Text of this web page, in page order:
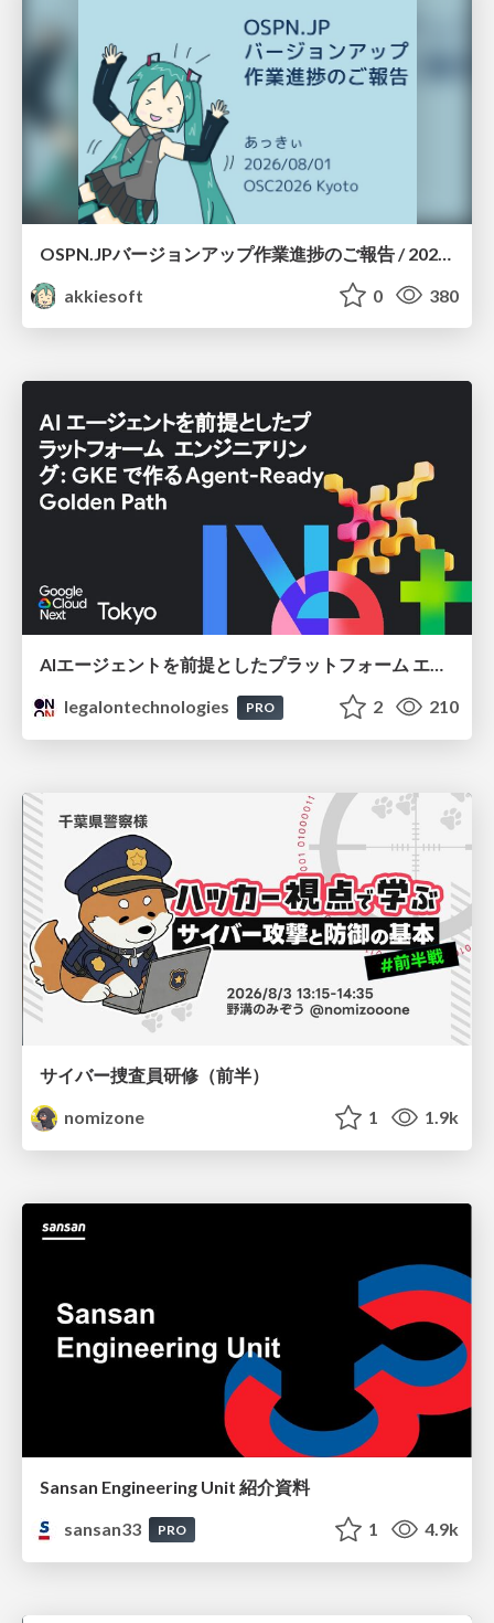
akkiesoft
0 380
AIエージェントを前提としたプラットフォーム エンジニアリング：GKEで作るAgent-Ready Golden Path
legalontechnologies
PRO 2 210
サイバー捜査員研修（前半）
nomizone
1 1.9k
Sansan Engineering Unit 紹介資料
sansan33
PRO 1 4.9k